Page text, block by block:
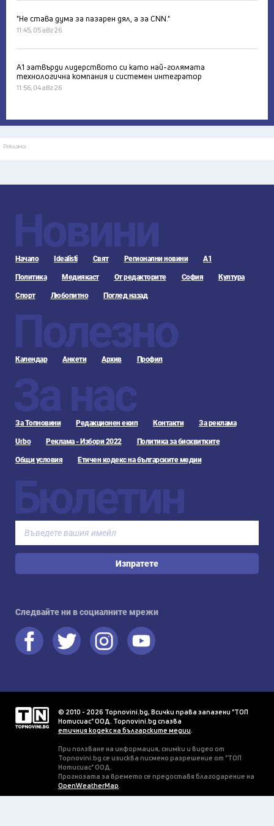
"Не става дума за пазарен дял, а за CNN."
11:45, 05 авг 26
А1 затвърди лидерството си като най-голямата
технологична компания и системен интегратор
11:56, 04 авг 26
Реклама
Новини
Начало Idealisti Свят Регионални новини А1
Политика Медиякаст От редакторите София Култура
Спорт Любопитно Поглед назад
Полезно
Календар Анкети Архив Профил
За нас
За Топновини Редакционен екип Контакти За реклама
Urbo Реклама - Избори 2022 Политика за бисквитките
Общи условия Етичен кодекс на българските медии
Бюлетин
Изпратете
Следвайте ни в социалните мрежи
© 2010 - 2026 Topnovini.bg, Всички права запазени "ТОП
Нотисиас" ООД. Topnovini.bg спазва
етичния кодекс на българските медии.
При ползване на информация, снимки и видео от
Topnovini.bg се изисква писмено разрешение от "ТОП
Нотисиас" ООД.
Прогнозата за времето се предоставя благодарение на
OpenWeatherMap.